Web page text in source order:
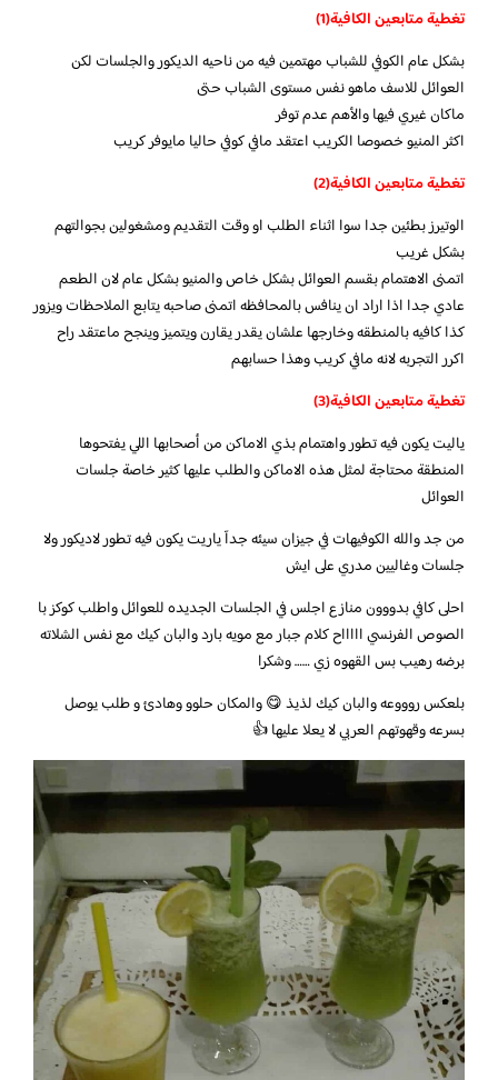
تغطية متابعين الكافية(1)
بشكل عام الكوفي للشباب مهتمين فيه من ناحيه الديكور والجلسات لكن
العوائل للاسف ماهو نفس مستوى الشباب حتى
ماكان غيري فيها والأهم عدم توفر
اكثر المنيو خصوصا الكريب اعتقد مافي كوفي حاليا مايوفر كريب
تغطية متابعين الكافية(2)
الوتيرز بطئين جدا سوا اثناء الطلب او وقت التقديم ومشغولين بجوالتهم
بشكل غريب
اتمنى الاهتمام بقسم العوائل بشكل خاص والمنيو بشكل عام لان الطعم
عادي جدا اذا اراد ان ينافس بالمحافظه اتمنى صاحبه يتابع الملاحظات ويزور
كذا كافيه بالمنطقه وخارجها علشان يقدر يقارن ويتميز وينجح ماعتقد راح
اكرر التجربه لانه مافي كريب وهذا حسابهم
تغطية متابعين الكافية(3)
ياليت يكون فيه تطور واهتمام بذي الاماكن من أصحابها اللي يفتحوها
المنطقة محتاجة لمثل هذه الاماكن والطلب عليها كثير خاصة جلسات
العوائل
من جد والله الكوفيهات في جيزان سيئه جدآ ياريت يكون فيه تطور لاديكور ولا
جلسات وغاليين مدري على ايش
احلى كافي بدووون منازع اجلس في الجلسات الجديده للعوائل واطلب كوكز با
الصوص الفرنسي اااااح كلام جبار مع مويه بارد والبان كيك مع نفس الشلاته
برضه رهيب بس القهوه زي …… وشكرا
بلعكس روووعه والبان كيك لذيذ 😋 والمكان حلوو وهادئ و طلب يوصل
بسرعه وقهوتهم العربي لا يعلا عليها 👍